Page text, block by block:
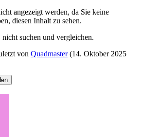
angezeigt werden, da Sie keine
diesen Inhalt zu sehen.
suchen und vergleichen.
von Quadmaster(14. Oktober 2025